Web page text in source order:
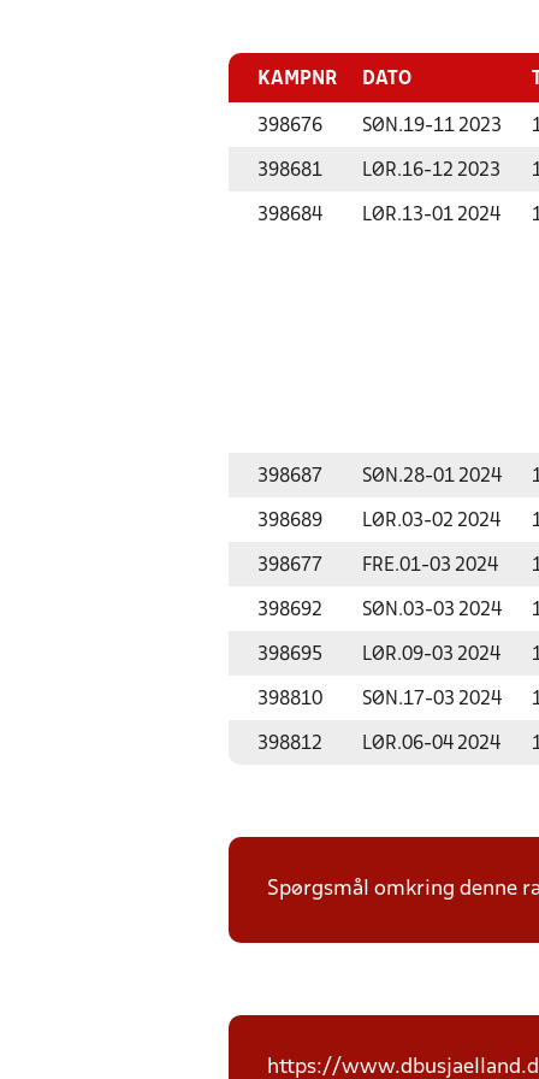
KAMPNR DATO
398676 SØN.19-11 2023
398681 LØR.16-12 2023
398684 LØR.13-01 2024
398687 SØN.28-01 2024
398689 LØR.03-02 2024
398677 FRE.01-03 2024
398692 SØN.03-03 2024
398695 LØR.09-03 2024
398810 SØN.17-03 2024
398812 LØR.06-04 2024
Spørgsmål omkring denne
https://